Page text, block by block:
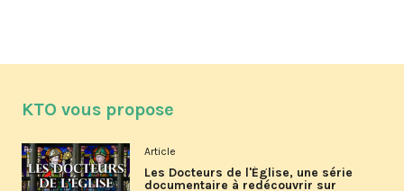
KTO vous propose
Article
Les Docteurs de l'Église, une série
documentaire à redécouvrir sur